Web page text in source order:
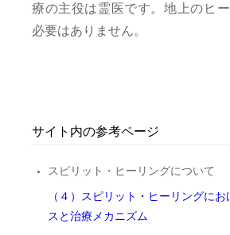
療の主役は霊医です。地上のヒ
必要はありません。
サイト内の参考ページ
スピリット・ヒーリングについて
（４）スピリット・ヒーリングに
スと治療メカニズム